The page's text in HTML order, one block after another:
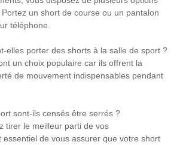
un short de course ou un pantalon
téléphone.
elles porter des shorts à la salle de sport ?
un choix populaire car ils offrent la
de mouvement indispensables pendant
sont-ils censés être serrés ?
tirer le meilleur parti de vos
de vous assurer que votre short